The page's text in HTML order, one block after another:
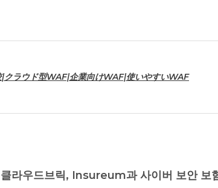
ラウド型WAF|企業向けWAF|使いやすいWAF